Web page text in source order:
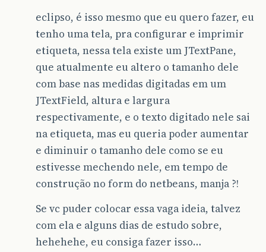
eclipso, é isso mesmo que eu quero fazer, eu
tenho uma tela, pra configurar e imprimir
etiqueta, nessa tela existe um JTextPane,
que atualmente eu altero o tamanho dele
com base nas medidas digitadas em um
JTextField, altura e largura
respectivamente, e o texto digitado nele sai
na etiqueta, mas eu queria poder aumentar
e diminuir o tamanho dele como se eu
estivesse mechendo nele, em tempo de
construção no form do netbeans, manja ?!
Se vc puder colocar essa vaga ideia, talvez
com ela e alguns dias de estudo sobre,
hehehehe, eu consiga fazer isso…